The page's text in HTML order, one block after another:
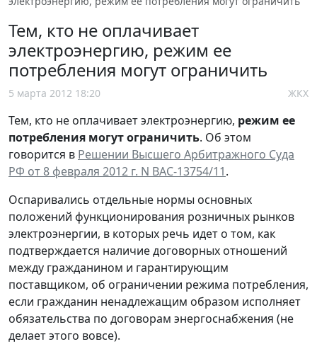
Тем, кто не оплачивает
электроэнергию, режим ее
потребления могут ограничить
5 марта 2012 18:20 ЖКХ
Тем, кто не оплачивает электроэнергию, режим ее
потребления могут ограничить. Об этом
говорится в Решении Высшего Арбитражного Суда
РФ от 8 февраля 2012 г. N ВАС-13754/11.
Оспаривались отдельные нормы основных
положений функционирования розничных рынков
электроэнергии, в которых речь идет о том, как
подтверждается наличие договорных отношений
между гражданином и гарантирующим
поставщиком, об ограничении режима потребления,
если гражданин ненадлежащим образом исполняет
обязательства по договорам энергоснабжения (не
делает этого вовсе).